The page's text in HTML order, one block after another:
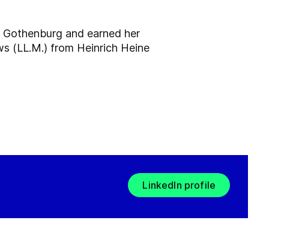
and earned her
(LL.M.) from Heinrich Heine
LinkedIn profile